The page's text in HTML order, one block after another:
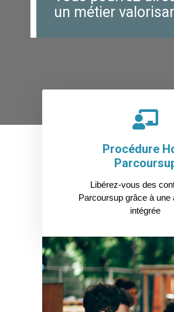
un métier
Procédure
Libérez-vous des
Parcoursup grâce à une
intégrée